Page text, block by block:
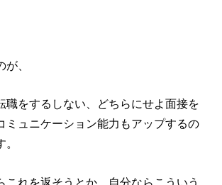
、
職をするしない、どちらにせよ面接を
ミュニケーション能力もアップするの
これを返そうとか、自分ならこういう